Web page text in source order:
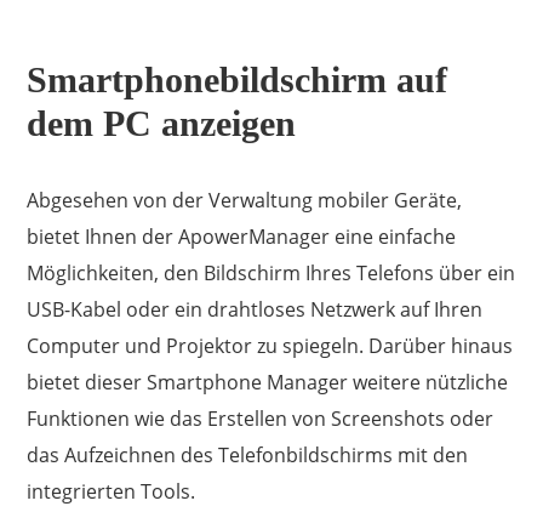
Smartphonebildschirm auf
dem PC anzeigen
Abgesehen von der Verwaltung mobiler Geräte,
bietet Ihnen der ApowerManager eine einfache
Möglichkeiten, den Bildschirm Ihres Telefons über ein
USB-Kabel oder ein drahtloses Netzwerk auf Ihren
Computer und Projektor zu spiegeln. Darüber hinaus
bietet dieser Smartphone Manager weitere nützliche
Funktionen wie das Erstellen von Screenshots oder
das Aufzeichnen des Telefonbildschirms mit den
integrierten Tools.